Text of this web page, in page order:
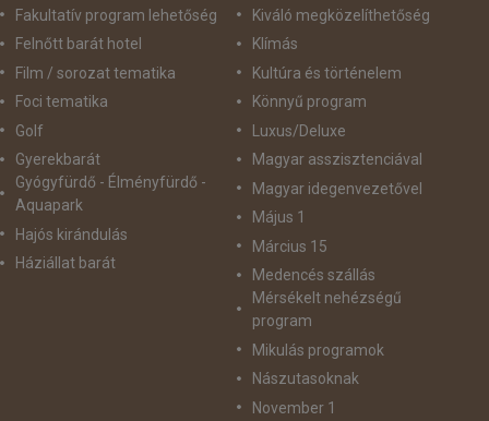
Fakultatív program lehetőség
Felnőtt barát hotel
Film / sorozat tematika
Foci tematika
Golf
Gyerekbarát
Gyógyfürdő - Élményfürdő -
Aquapark
Hajós kirándulás
Háziállat barát
Kiváló megközelíthetőség
Klímás
Kultúra és történelem
Könnyű program
Luxus/Deluxe
Magyar asszisztenciával
Magyar idegenvezetővel
Május 1
Március 15
Medencés szállás
Mérsékelt nehézségű
program
Mikulás programok
Nászutasoknak
November 1